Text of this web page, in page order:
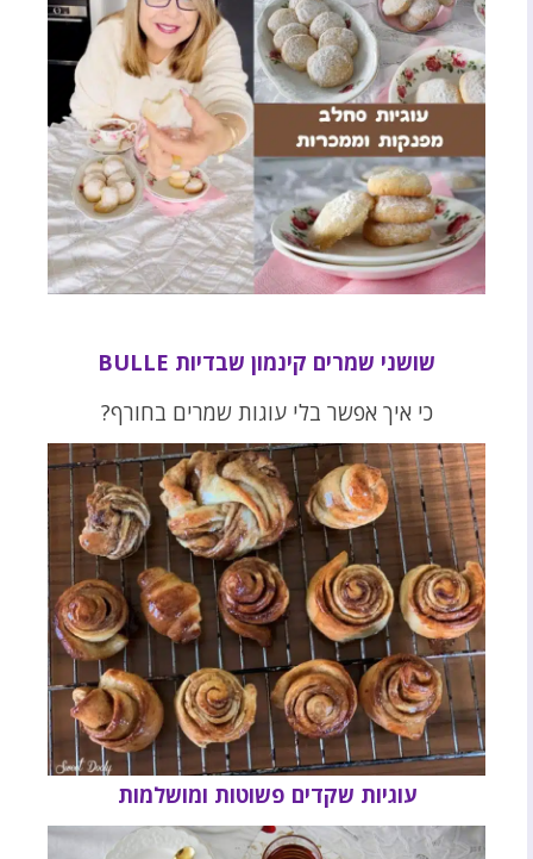
שושני שמרים קינמון שבדיות BULLE
כי איך אפשר בלי עוגות שמרים בחורף?
עוגיות שקדים פשוטות ומושלמות